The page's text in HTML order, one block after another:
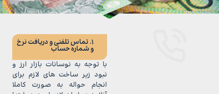
1. تماس تلفنی و دریافت نرخ
و شماره حساب
با توجه به نوسانات بازار ارز و
نبود زیر ساخت های لازم برای
انجام حواله به صورت کاملا